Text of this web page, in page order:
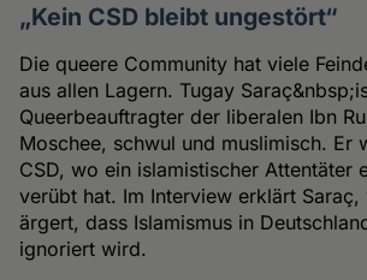
„Kein CSD bleibt ungestört“
Die queere Community hat viele
aus allen Lagern. Tugay
Queerbeauftragter der liberalen Ibn
Moschee, schwul und muslimisch. Er
CSD, wo ein islamistischer Attentäter
verübt hat. Im Interview erklärt Saraç,
ärgert, dass Islamismus in
ignoriert wird.